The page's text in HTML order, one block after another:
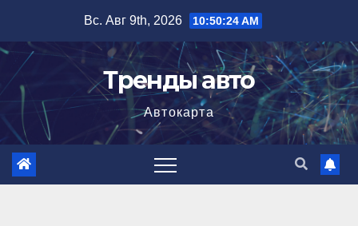
содержимому
Вс. Авг 9th, 2026 10:50:25 AM
Тренды авто
Автокарта